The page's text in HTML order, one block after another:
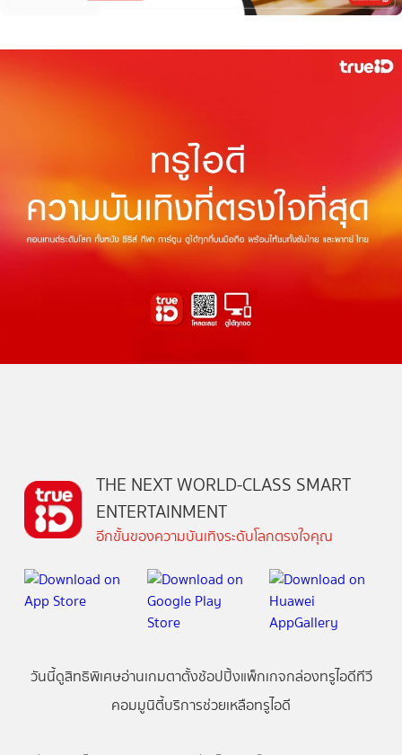
THE NEXT WORLD-CLASS SMART
ENTERTAINMENT
อีกขั้นของความบันเทิงระดับโลกตรงใจคุณ
วันนี้ดูสิทธิพิเศษอ่านเกมตาตั้งช้อปปิ้งแพ็กเกจกล่องทรูไอดีทีวี
คอมมูนิตี้บริการช่วยเหลือทรูไอดี